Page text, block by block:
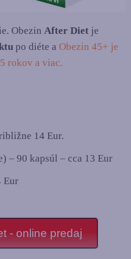
Obezin After Diet je
po diéte a Obezin 45+ je
rokov a viac.
14 Eur.
– 90 kapsúl – cca 13 Eur
Eur
- online predaj